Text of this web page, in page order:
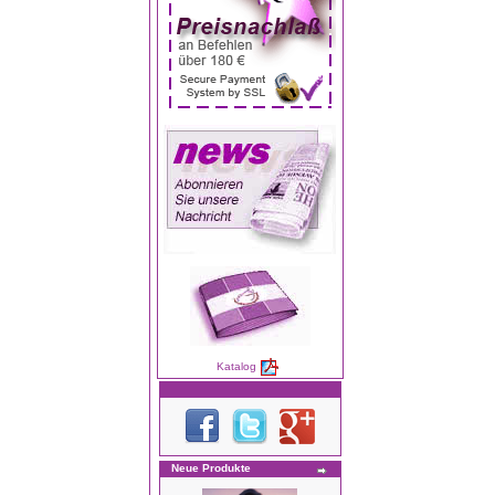
Katalog
Neue Produkte